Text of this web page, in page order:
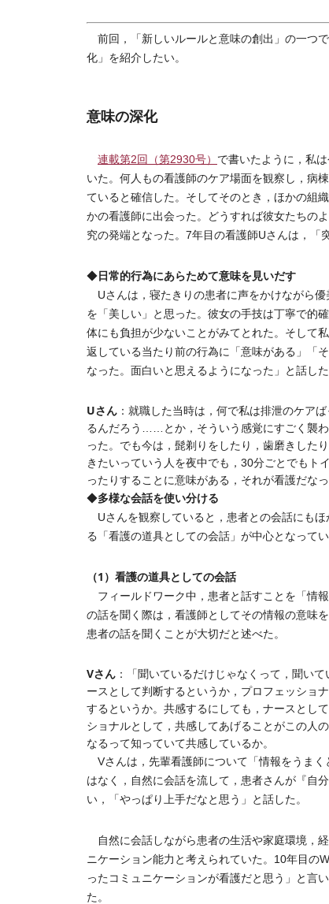
前回，「新しいルールと意味の創出」の一つ
化」を紹介したい。
意味の深化
連載第2回（第2930号） で書いたように，私
いた。何人もの看護師のケア場面を観察し，病
ていると確信した。そしてそのとき，ほかの組
かの看護師に出会った。どうすれば彼女たちの
究の発端となった。7年目の看護師Uさんは，「
◆日常的行為にあらためて意味を見いだす
Uさんは，寝たきりの患者に声をかけながら
を「美しい」と思った。彼女の手技は丁寧で的
体にも負担が少ないことがみてとれた。そして
返している当たり前の行為に「意味がある」「
なった。面白いと思えるようになった」と話した
Uさん ：就職した当時は，何で私は排泄のケア
るんだろう……とか，そういう感覚にすごく襲
った。でも今は，髭剃りをしたり，歯磨きした
きたいっていう人を夜中でも，30分ごとでもト
ったりすることに意味がある，それが看護だなっ
◆多様な会話を使い分ける
Uさんを観察していると，患者との会話にも
る「看護の道具としての会話」が中心となってい
（1）看護の道具としての会話
フィールドワーク中，患者と話すことを「情
の話を聞く際は，看護師としてその情報の意味
患者の話を聞くことが大切だと述べた。
Vさん ：「聞いているだけじゃなくって，聞いて
ースとして判断するというか，プロフェッショ
するというか。共感するにしても，ナースとし
ショナルとして，共感してあげることがこの人
なるって知っていて共感しているか。
Vさんは，先輩看護師について「情報をうま
はなく，自然に会話を流して，患者さんが『自
い，「やっぱり上手だなと思う」と話した。
自然に会話しながら患者の生活や家庭環境，
ニケーション能力と考えられていた。10年目の
ったコミュニケーションが看護だと思う」と言
た。